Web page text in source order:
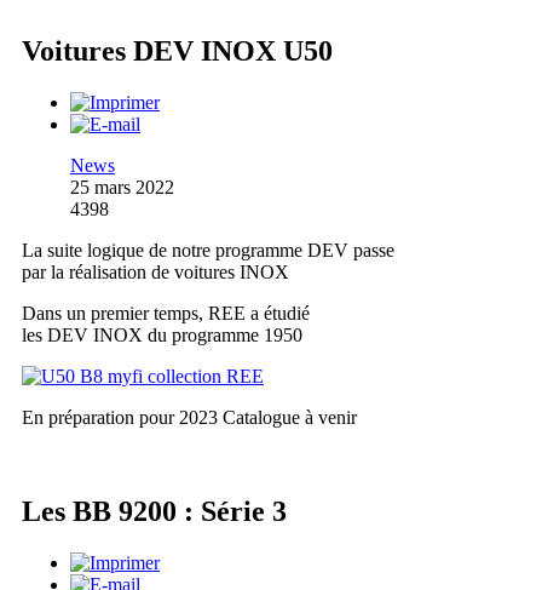
Voitures DEV INOX U50
News
25 mars 2022
4398
La suite logique de notre programme DEV passe
par la réalisation de voitures INOX
Dans un premier temps, REE a étudié
les DEV INOX du programme 1950
En préparation pour 2023 Catalogue à venir
Les BB 9200 : Série 3